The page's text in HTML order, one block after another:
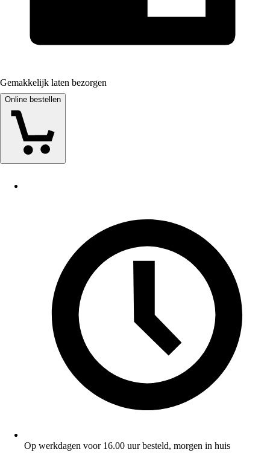
Gemakkelijk laten bezorgen
Online bestellen
Op werkdagen voor 16.00 uur besteld, morgen in huis